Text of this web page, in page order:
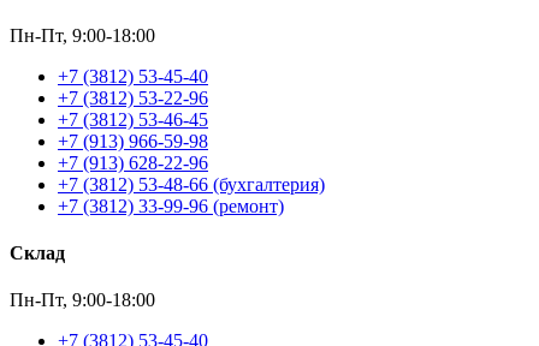
Пн-Пт, 9:00-18:00
+7 (3812) 53-45-40
+7 (3812) 53-22-96
+7 (3812) 53-46-45
+7 (913) 966-59-98
+7 (913) 628-22-96
+7 (3812) 53-48-66 (бухгалтерия)
+7 (3812) 33-99-96 (ремонт)
Склад
Пн-Пт, 9:00-18:00
+7 (3812) 53-45-40